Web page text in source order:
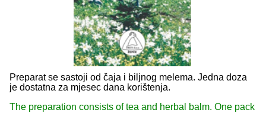
Preparat se sastoji od čaja i biljnog melema. Jedna doza
je dostatna za mjesec dana korištenja.
The preparation consists of tea and herbal balm. One pack